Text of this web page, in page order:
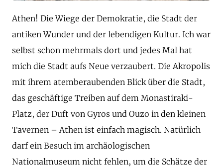
Athen! Die Wiege der Demokratie, die Stadt der
antiken Wunder und der lebendigen Kultur. Ich war
selbst schon mehrmals dort und jedes Mal hat
mich die Stadt aufs Neue verzaubert. Die Akropolis
mit ihrem atemberaubenden Blick über die Stadt,
das geschäftige Treiben auf dem Monastiraki-
Platz, der Duft von Gyros und Ouzo in den kleinen
Tavernen – Athen ist einfach magisch. Natürlich
darf ein Besuch im archäologischen
Nationalmuseum nicht fehlen, um die Schätze der